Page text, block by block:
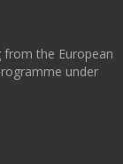
from the European
under